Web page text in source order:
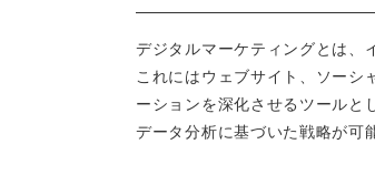
デジタルマーケティングとは、
これにはウェブサイト、ソーシ
ーションを深化させるツールと
データ分析に基づいた戦略が可